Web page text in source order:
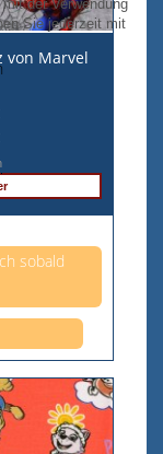
von Marvel
sobald
der Verwendung
Sie jederzeit mit